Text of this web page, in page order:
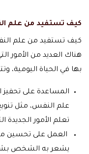
كيف تستفيد من علم
كيف تستفيد من علم
هناك العديد من الأمور
بها في الحياة اليومية،
المساعدة على تحفيز
علم النفس، مثل
تعلم الأمور الجديدة
العمل على تحسين
يشعر به الشخص